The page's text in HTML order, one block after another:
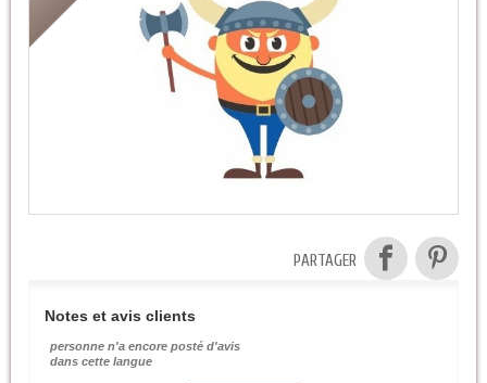
PARTAGER
Notes et avis clients
personne n'a encore posté d'avis
dans cette langue